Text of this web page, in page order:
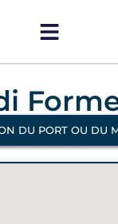
DU PORT OU DU